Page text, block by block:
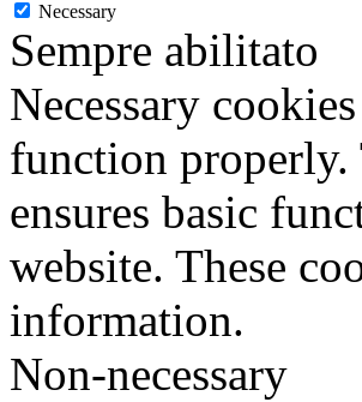
Necessary
Sempre abilitato
Necessary
function properly.
ensures basic
website. These
information.
Non-necessary